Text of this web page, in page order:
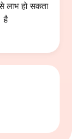
लाभ हो सकता
है